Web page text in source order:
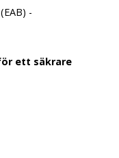
-
ett säkrare